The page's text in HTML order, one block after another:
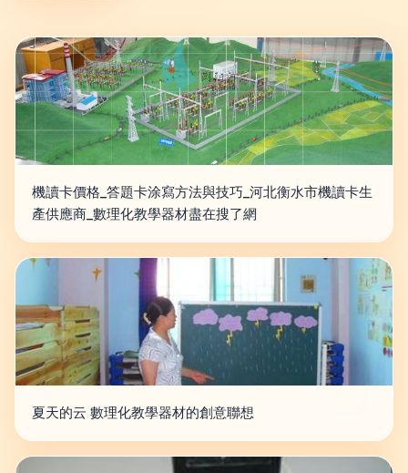
機讀卡價格_答題卡涂寫方法與技巧_河北衡水市機讀卡生
產供應商_數理化教學器材盡在搜了網
夏天的云 數理化教學器材的創意聯想